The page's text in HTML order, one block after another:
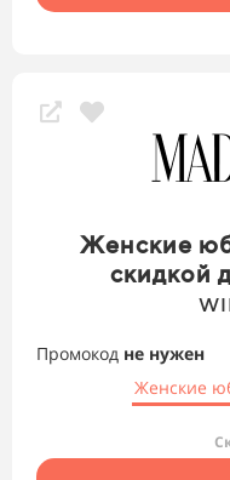
Женские
скидкой
Промокод не нужен
Женские